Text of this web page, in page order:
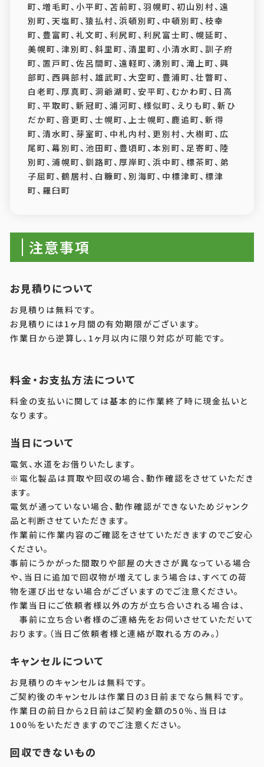
町、増毛町、小平町、苫前町、羽幌町、初山別村、遠
別町、天塩町、猿払村、浜頓別町、中頓別町、枝幸
町、豊富町、礼文町、利尻町、利尻富士町、幌延町、
美幌町、津別町、斜里町、清里町、小清水町、訓子府
町、置戸町、佐呂間町、遠軽町、湧別町、滝上町、興
部町、西興部村、雄武町、大空町、豊浦町、壮瞥町、
白老町、厚真町、洞爺湖町、安平町、むかわ町、日高
町、平取町、新冠町、浦河町、様似町、えりも町、新ひ
だか町、音更町、士幌町、上士幌町、鹿追町、新得
町、清水町、芽室町、中札内村、更別村、大樹町、広
尾町、幕別町、池田町、豊頃町、本別町、足寄町、陸
別町、浦幌町、釧路町、厚岸町、浜中町、標茶町、弟
子屈町、鶴居村、白糠町、別海町、中標津町、標津
町、羅臼町
注意事項
お見積りについて
お見積りは無料です。
お見積りには1ヶ月間の有効期限がございます。
作業日から逆算し、1ヶ月以内に限り対応が可能です。
料金・お支払方法について
料金の支払いに関しては基本的に作業終了時に現金払いと
なります。
当日について
電気、水道をお借りいたします。
※電化製品は買取や回収の場合、動作確認をさせていただき
ます。
電気が通っていない場合、動作確認ができないためジャンク
品と判断させていただきます。
作業前に作業内容のご確認をさせていただきますのでご安心
ください。
事前にうかがった間取りや部屋の大きさが異なっている場合
や、当日に追加で回収物が増えてしまう場合は、すべての荷
物を運び出せない場合がございますのでご注意ください。
作業当日にご依頼者様以外の方が立ち合いされる場合は、
事前に立ち合い者様のご連絡先をお伺いさせていただいて
おります。（当日ご依頼者様と連絡が取れる方のみ。）
キャンセルについて
お見積りのキャンセルは無料です。
ご契約後のキャンセルは作業日の3日前までなら無料です。
作業日の前日から2日前はご契約金額の50％、当日は
100％をいただきますのでご注意ください。
回収できないもの